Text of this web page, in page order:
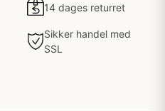
14 dages returret
Sikker handel med
SSL